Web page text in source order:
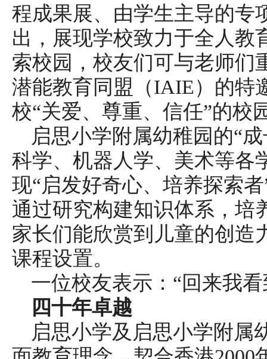
程成果展、由学生主导的专
出，展现学校致力于全人教
索校园，校友们可与老师们
潜能教育同盟（IAIE）的特
校“关爱、尊重、信任”的校
启思小学附属幼稚园的“
科学、机器人学、美术等各
现“启发好奇心、培养探索
通过研究构建知识体系，培
家长们能欣赏到儿童的创造
课程设置。
一位校友表示：“回来我
四十年卓越
启思小学及启思小学附属